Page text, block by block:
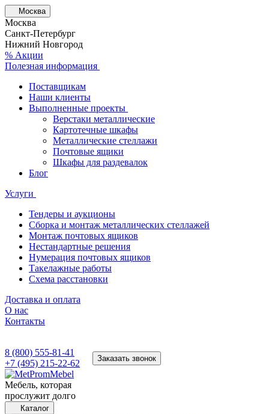
Москва
Москва
Санкт-Петербург
Нижний Новгород
% Акции
Полезная информация
Поставщикам
Наши клиенты
Выполненные проекты
Верстаки металлические
Картотечные шкафы
Металлические стеллажи
Почтовые ящики
Шкафы для раздевалок
Блог
Услуги
Тендеры и аукционы
Сборка и монтаж металлических стеллажей
Монтаж почтовых ящиков
Нестандартные решения
Нумерация почтовых ящиков
Такелажные работы
Схема расстановки
Доставка и оплата
О нас
Контакты
8 (800) 555-81-41
+7 (495) 215-22-62
Заказать звонок
Мебель, которая
прослужит долго
Каталог